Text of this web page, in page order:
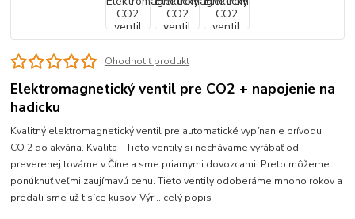
Ohodnotiť produkt
Elektromagnetický ventil pre CO2 + napojenie na
hadicku
Kvalitný elektromagnetický ventil pre automatické vypínanie prívodu
CO 2 do akvária. Kvalita - Tieto ventily si nechávame vyrábať od
preverenej továrne v Číne a sme priamymi dovozcami. Preto môžeme
ponúknuť veľmi zaujímavú cenu. Tieto ventily odoberáme mnoho rokov a
predali sme už tisíce kusov. Výr... celý popis